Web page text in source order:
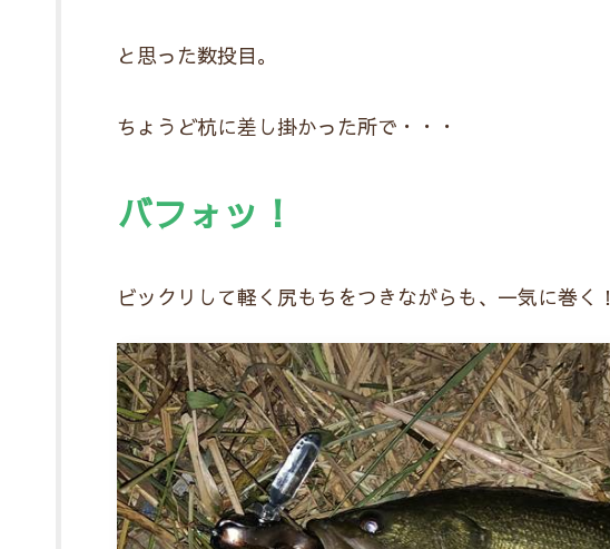
と思った数投目。
ちょうど杭に差し掛かった所で・・・
バフォッ！
ビックリして軽く尻もちをつきながらも、一気に巻く！